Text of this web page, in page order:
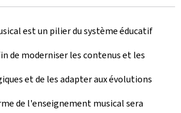
est un pilier du système éducatif
de moderniser les contenus et les
et de les adapter aux évolutions
de l'enseignement musical sera